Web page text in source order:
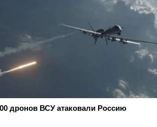
дронов ВСУ атаковали Россию